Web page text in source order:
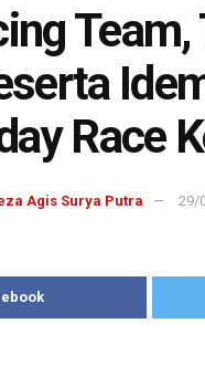
Race
Agis Surya Putra 29/